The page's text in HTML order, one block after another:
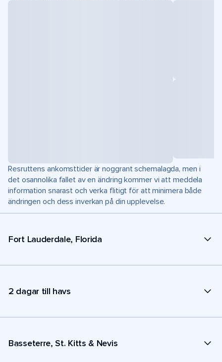
Resruttens ankomsttider är noggrant schemalagda, men i
det osannolika fallet av en ändring kommer vi att meddela
information snarast och verka flitigt för att minimera både
ändringen och dess inverkan på din upplevelse.
Fort Lauderdale, Florida
2 dagar till havs
Basseterre, St. Kitts & Nevis